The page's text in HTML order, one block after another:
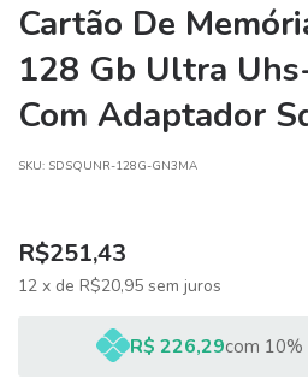
Cartão De
128 Gb Ultra
Com Adaptador
SKU: SDSQUNR-128G-GN3MA
R$251,43
12 x de R$20,95 sem juros
R$ 226,29com